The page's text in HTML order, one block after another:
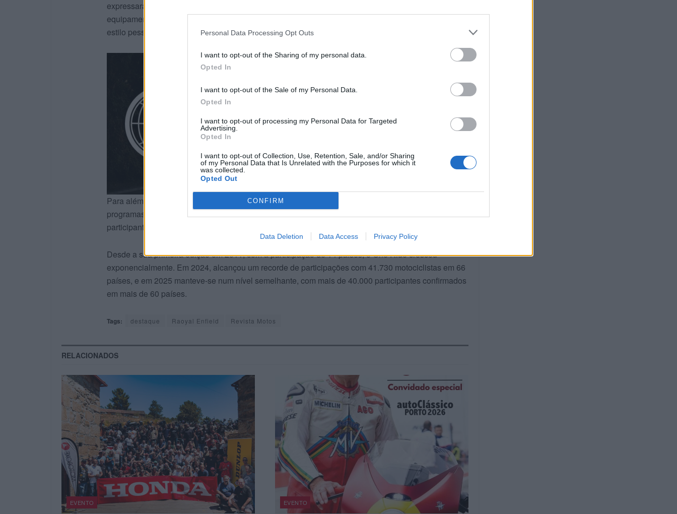
Personal Data Processing Opt Outs
I want to opt-out of the Sharing of my personal data.
Opted In
I want to opt-out of the Sale of my Personal Data.
Opted In
I want to opt-out of processing my Personal Data for Targeted
Advertising.
Opted In
I want to opt-out of Collection, Use, Retention, Sale, and/or Sharing
of my Personal Data that Is Unrelated with the Purposes for which it
was collected.
Opted Out
CONFIRM
Data Deletion Data Access Privacy Policy
expressaram a sua individualidade com capacetes personalizados, modificações nas suas motos e
equipamento exclusivo, convertendo o equipamento de segurança numa expressão de criatividade e
estilo pessoal.
Para além da celebração, o One Ride promove o motociclismo responsável com rotas seguras,
programas de formação e a iniciativa «Capacetes para a Índia», assegurando que todos os
participantes regressem a casa sãos e salvos para desfrutar de novas aventuras sobre duas rodas.
Desde a sua primeira edição em 2011, com a participação de 14 países, o One Ride cresceu
exponencialmente. Em 2024, alcançou um recorde de participações com 41.730 motociclistas em 66
países, e em 2025 manteve-se num nível semelhante, com mais de 40.000 participantes confirmados
em mais de 60 países.
Tags: destaque Raoyal Enfield Revista Motos
RELACIONADOS
EVENTO EVENTO